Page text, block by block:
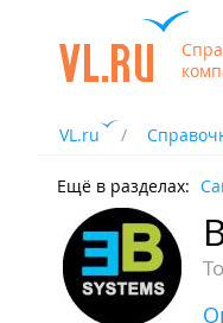
VL.ru
Ещё в разделах: